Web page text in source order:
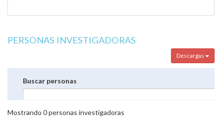
PERSONAS INVESTIGADORAS
Descargas
Buscar personas
Mostrando 0personas investigadoras